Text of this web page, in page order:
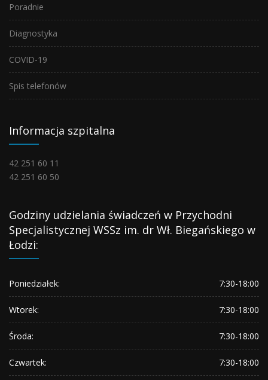
Poradnie
Diagnostyka
COVID-19
Spis telefonów
Informacja szpitalna
42 251 60 11
42 251 60 50
Godziny udzielania świadczeń w Przychodni
Specjalistycznej WSSz im. dr Wł. Biegańskiego w
Łodzi:
Poniedziałek: 7:30-18:00
Wtorek: 7:30-18:00
Środa: 7:30-18:00
Czwartek: 7:30-18:00